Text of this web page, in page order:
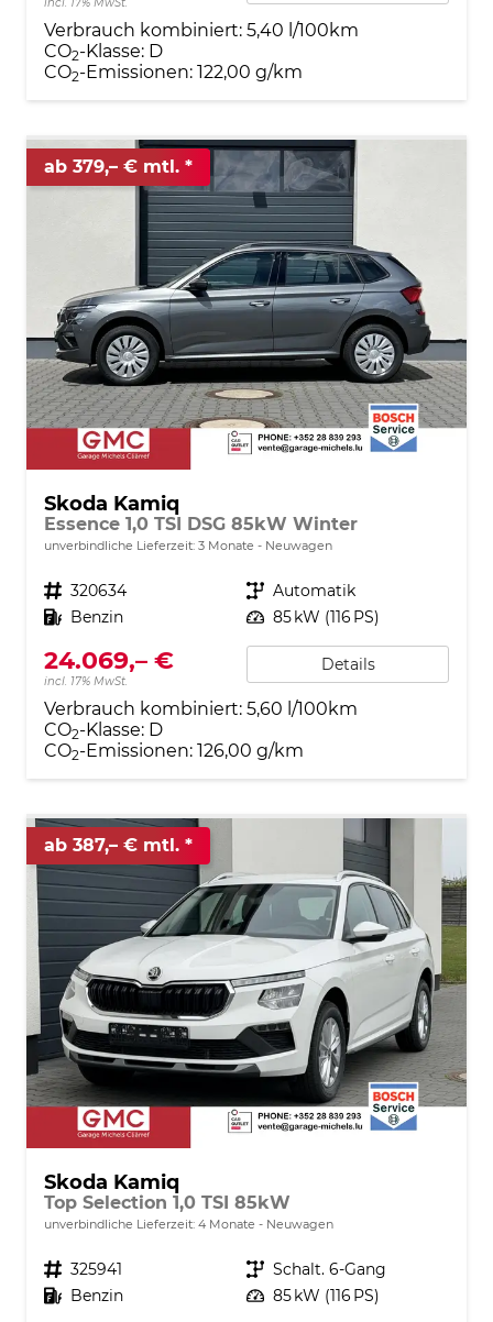
Verbrauch kombiniert: 5,40 l/100km
CO2-Klasse: D
CO2-Emissionen: 122,00 g/km
ab 379,– € mtl.
Skoda Kamiq
Essence 1,0 TSI DSG 85kW Winter
unverbindliche Lieferzeit: 3 Monate Neuwagen
Fahrzeugnr. 320634 Getriebe Automatik
Kraftstoff Benzin Leistung 85 kW (116 PS)
24.069,– €
incl. 17% MwSt.
Details
Verbrauch kombiniert: 5,60 l/100km
CO2-Klasse: D
CO2-Emissionen: 126,00 g/km
ab 387,– € mtl.
Skoda Kamiq
Top Selection 1,0 TSI 85kW
unverbindliche Lieferzeit: 4 Monate Neuwagen
Fahrzeugnr. 325941 Getriebe Schalt. 6-Gang
Kraftstoff Benzin Leistung 85 kW (116 PS)